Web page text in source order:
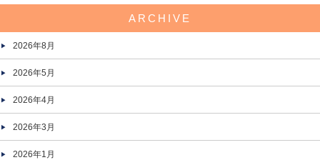
ARCHIVE
2026年8月
2026年5月
2026年4月
2026年3月
2026年1月